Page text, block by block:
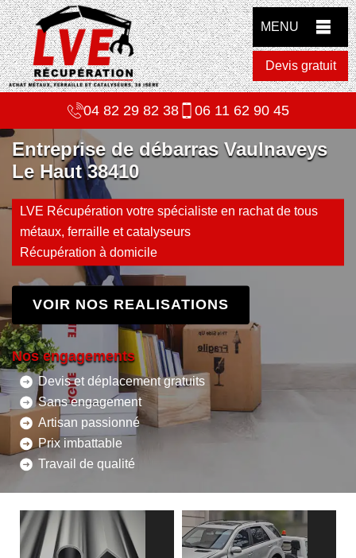
MENU
Devis gratuit
04 82 29 82 38 06 11 62 90 45
Entreprise de débarras Vaulnaveys
Le Haut 38410
LVE Récupération votre spécialiste en rachat de tous
métaux, ferraille et catalyseurs
Récupération à domicile
VOIR NOS REALISATIONS
Nos engagements
Devis et déplacement gratuits
Sans engagement
Artisan passionné
Prix imbattable
Travail de qualité